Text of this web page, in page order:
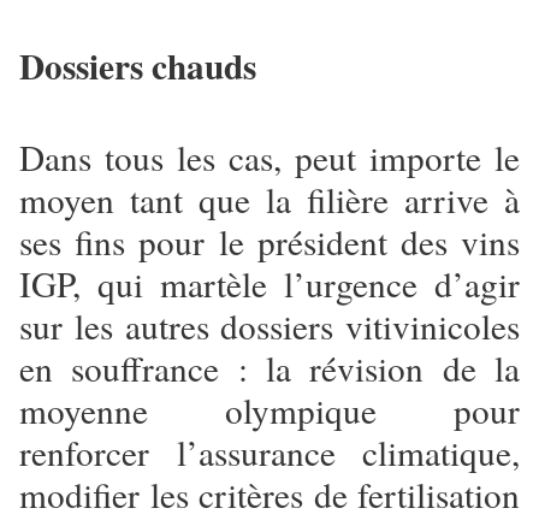
Dossiers chauds
Dans tous les cas, peut importe le
moyen tant que la filière arrive à
ses fins pour le président des vins
IGP, qui martèle l’urgence d’agir
sur les autres dossiers vitivinicoles
en souffrance : la révision de la
moyenne olympique pour
renforcer l’assurance climatique,
modifier les critères de fertilisation